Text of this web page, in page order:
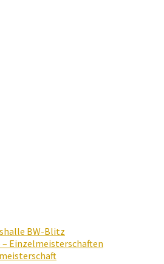
BW-Blitz
Einzelmeisterschaften